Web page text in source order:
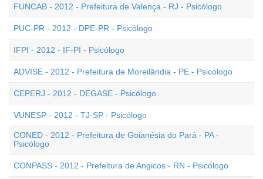
FUNCAB - 2012 - Prefeitura de Valença - RJ - Psicólogo
PUC-PR - 2012 - DPE-PR - Psicólogo
IFPI - 2012 - IF-PI - Psicólogo
ADVISE - 2012 - Prefeitura de Moreilândia - PE - Psicólogo
CEPERJ - 2012 - DEGASE - Psicólogo
VUNESP - 2012 - TJ-SP - Psicólogo
CONED - 2012 - Prefeitura de Goianésia do Pará - PA -
Psicólogo
CONPASS - 2012 - Prefeitura de Angicos - RN - Psicólogo